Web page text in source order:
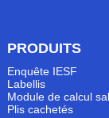
PRODUITS
Enquête IESF
Labellis
Module de calcul
Plis cachetés